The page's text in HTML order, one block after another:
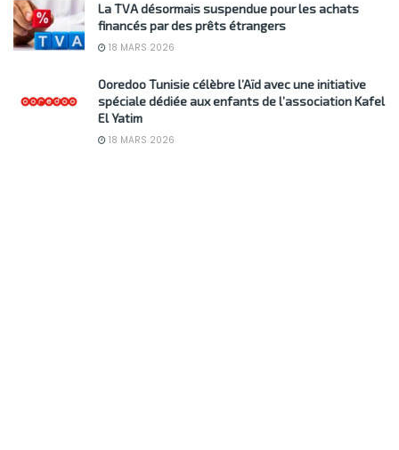
La TVA désormais suspendue pour les achats
financés par des prêts étrangers
18 MARS 2026
Ooredoo Tunisie célèbre l’Aïd avec une initiative
spéciale dédiée aux enfants de l’association Kafel
El Yatim
18 MARS 2026